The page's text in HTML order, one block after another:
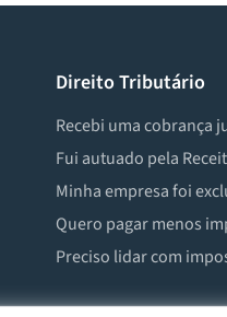
Direito Tributário
Recebi uma cobrança
Fui autuado pela
Minha empresa foi
Quero pagar menos
Preciso lidar com